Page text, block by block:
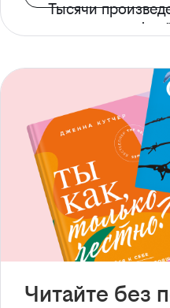
Тысячи
с доступом
Читайте без